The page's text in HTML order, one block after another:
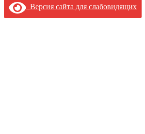
Версия сайта для слабовидящих